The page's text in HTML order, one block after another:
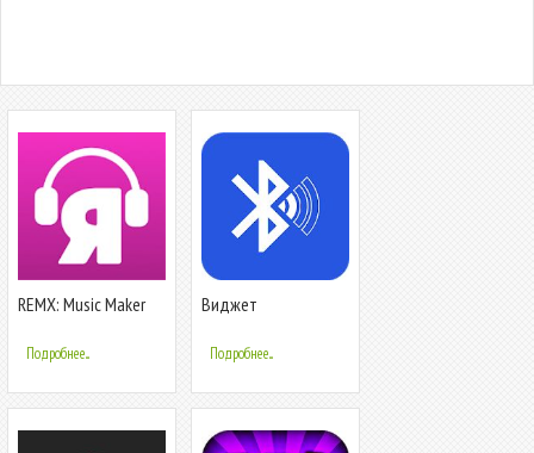
REMX: Music Maker
Подробнее...
Виджет
Bluetooth -
подключение
Подробнее...